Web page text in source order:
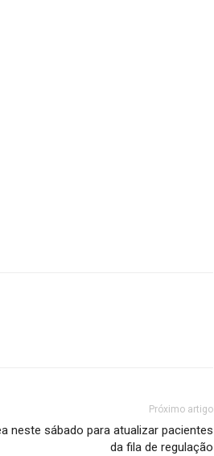
Próximo artigo
neste sábado para atualizar pacientes
da fila de regulação